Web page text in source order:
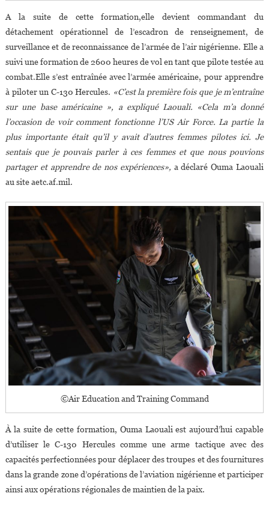
A la suite de cette formation,elle devient commandant du
détachement opérationnel de l’escadron de renseignement, de
surveillance et de reconnaissance de l’armée de l’air nigérienne. Elle a
suivi une formation de 2600 heures de vol en tant que pilote testée au
combat.Elle s’est entraînée avec l’armée américaine, pour apprendre
à piloter un C-130 Hercules. «C’est la première fois que je m’entraîne
sur une base américaine », a expliqué Laouali. «Cela m’a donné
l’occasion de voir comment fonctionne l’US Air Force. La partie la
plus importante était qu’il y avait d’autres femmes pilotes ici. Je
sentais que je pouvais parler à ces femmes et que nous pouvions
partager et apprendre de nos expériences», a déclaré Ouma Laouali
au site aetc.af.mil.
©Air Education and Training Command
À la suite de cette formation, Ouma Laouali est aujourd’hui capable
d’utiliser le C-130 Hercules comme une arme tactique avec des
capacités perfectionnées pour déplacer des troupes et des fournitures
dans la grande zone d’opérations de l’aviation nigérienne et participer
ainsi aux opérations régionales de maintien de la paix.